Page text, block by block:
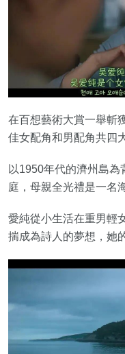
在百想藝術大賞一舉斬
佳女配角和男配角共四
以1950年代的濟州島
庭，母親全光禮是一名
愛純從小生活在重男輕
揣成為詩人的夢想，她